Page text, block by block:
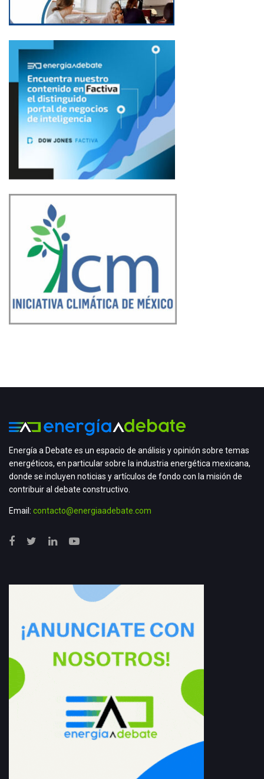
Energía a Debate es un espacio de análisis y opinión sobre temas
energéticos, en particular sobre la industria energética mexicana,
donde se incluyen noticias y artículos de fondo con la misión de
contribuir al debate constructivo.
Email: contacto@energiaadebate.com